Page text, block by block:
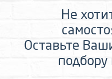
Не
Оставьте